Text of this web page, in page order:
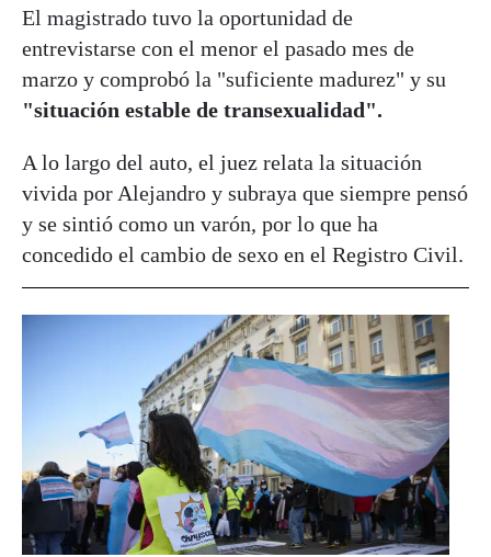
El magistrado tuvo la oportunidad de
entrevistarse con el menor el pasado mes de
marzo y comprobó la "suficiente madurez" y su
"situación estable de transexualidad".
A lo largo del auto, el juez relata la situación
vivida por Alejandro y subraya que siempre pensó
y se sintió como un varón, por lo que ha
concedido el cambio de sexo en el Registro Civil.